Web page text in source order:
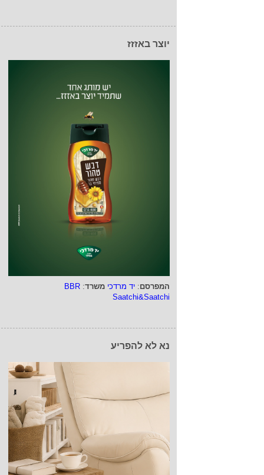
יוצר באזזז
המפרסם: יד מרדכי משרד:
BBR
Saatchi&Saatchi
נא לא להפריע